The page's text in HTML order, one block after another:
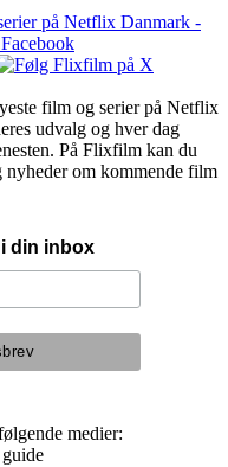
på Netflix Danmark -
film og serier på Netflix
udvalg og hver dag
På Flixfilm kan du
nyheder om kommende film
din inbox
medier: